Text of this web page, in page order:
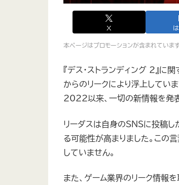
X
本ページはプロモーションが含まれていま
『デス・ストランディング 2』
からのリークにより浮上してい
2022以来、一切の新情報を発
リーダスは自身のSNSに投稿し
る可能性が高まりました。この
していません。
また、ゲーム業界のリーク情報